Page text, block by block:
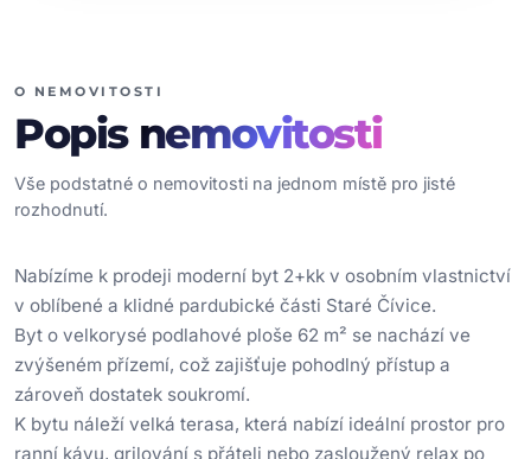
O NEMOVITOSTI
Popis nemovitosti
Vše podstatné o nemovitosti na jednom místě pro jisté
rozhodnutí.
Nabízíme k prodeji moderní byt 2+kk v osobním vlastnictví
v oblíbené a klidné pardubické části Staré Čívice.
Byt o velkorysé podlahové ploše 62 m² se nachází ve
zvýšeném přízemí, což zajišťuje pohodlný přístup a
zároveň dostatek soukromí.
K bytu náleží velká terasa, která nabízí ideální prostor pro
ranní kávu, grilování s přáteli nebo zasloužený relax po